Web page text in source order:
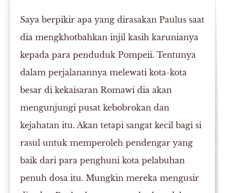
Saya berpikir apa yang dirasakan Paulus saat
dia mengkhotbahkan injil kasih karunianya
kepada para penduduk Pompeii. Tentunya
dalam perjalanannya melewati kota-kota
besar di kekaisaran Romawi dia akan
mengunjungi pusat kebobrokan dan
kejahatan itu. Akan tetapi sangat kecil bagi si
rasul untuk memperoleh pendengar yang
baik dari para penghuni kota pelabuhan
penuh dosa itu. Mungkin mereka mengusir